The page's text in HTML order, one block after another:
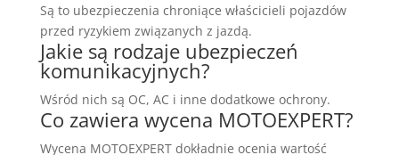
Są to ubezpieczenia chroniące właścicieli pojazdów
przed ryzykiem związanych z jazdą.
Jakie są rodzaje ubezpieczeń
komunikacyjnych?
Wśród nich są OC, AC i inne dodatkowe ochrony.
Co zawiera wycena MOTOEXPERT?
Wycena MOTOEXPERT dokładnie ocenia wartość